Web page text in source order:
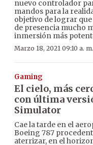
nuevo controlador
mandos para la
objetivo de lograr
de presencia mucho
inmersión más
Marzo 18, 2021 09:10 a. m.
Gaming
El cielo, más
con última
Simulator
Cae la tarde en el
Boeing 787
aterrizar, en el